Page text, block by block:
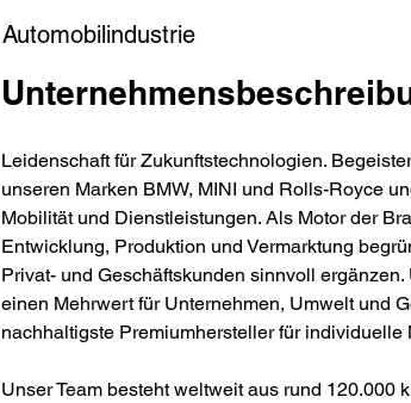
Automobilindustrie
Leidenschaft für Zukunftstechnologien.
unseren Marken BMW, MINI und Rolls-Royce
Mobilität und Dienstleistungen. Als Motor der
Entwicklung, Produktion und Vermarktung
Privat- und Geschäftskunden sinnvoll
einen Mehrwert für Unternehmen, Umwelt und
nachhaltigste Premiumhersteller für individuelle
Unser Team besteht weltweit aus rund